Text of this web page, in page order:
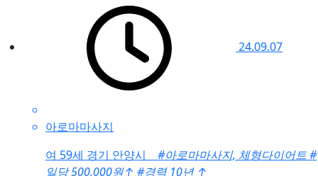
24.09.07
아로마마사지
여 59세 경기 안양시 #아로마마사지, 체형다이어트#
일당 500,000원↑ #경력 10년 ↑